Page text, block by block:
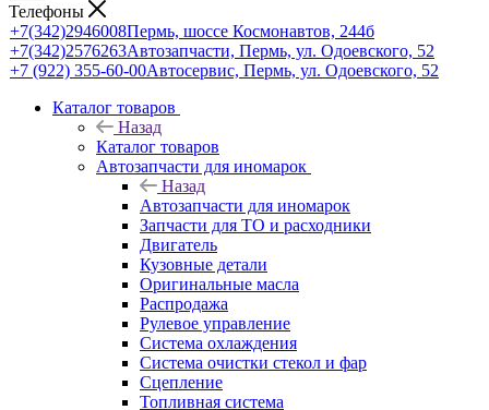
Телефоны
+7(342)2946008Пермь, шоссе Космонавтов, 244б
+7(342)2576263Автозапчасти, Пермь, ул. Одоевского, 52
+7 (922) 355-60-00Автосервис, Пермь, ул. Одоевского, 52
Каталог товаров
Назад
Каталог товаров
Автозапчасти для иномарок
Назад
Автозапчасти для иномарок
Запчасти для ТО и расходники
Двигатель
Кузовные детали
Оригинальные масла
Распродажа
Рулевое управление
Система охлаждения
Система очистки стекол и фар
Сцепление
Топливная система